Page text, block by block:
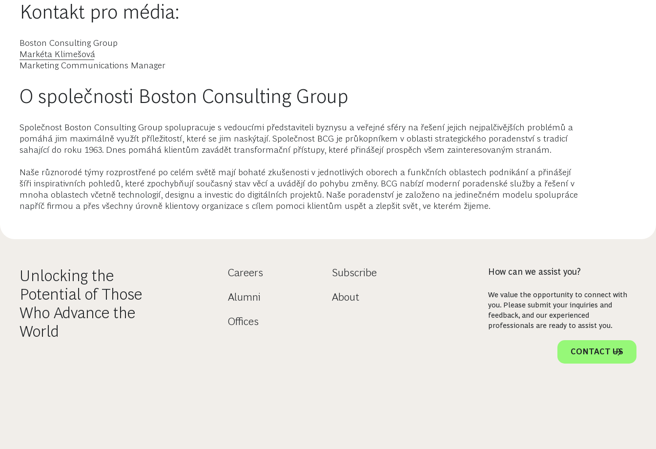
Kontakt pro média:
Boston Consulting Group
Markéta Klimešová
Marketing Communications Manager
O společnosti Boston Consulting Group
Společnost Boston Consulting Group spolupracuje s vedoucími představiteli byznysu a veřejné sféry na řešení jejich nejpalčivějších problémů a
pomáhá jim maximálně využít příležitostí, které se jim naskýtají. Společnost BCG je průkopníkem v oblasti strategického poradenství s tradicí
sahající do roku 1963. Dnes pomáhá klientům zavádět transformační přístupy, které přinášejí prospěch všem zainteresovaným stranám.
Naše různorodé týmy rozprostřené po celém světě mají bohaté zkušenosti v jednotlivých oborech a funkčních oblastech podnikání a přinášejí
šíři inspirativních pohledů, které zpochybňují současný stav věcí a uvádějí do pohybu změny. BCG nabízí moderní poradenské služby a řešení v
mnoha oblastech včetně technologií, designu a investic do digitálních projektů. Naše poradenství je založeno na jedinečném modelu spolupráce
napříč firmou a přes všechny úrovně klientovy organizace s cílem pomoci klientům uspět a zlepšit svět, ve kterém žijeme.
Unlocking the
Potential of Those
Who Advance the
World
Careers
Alumni
Offices
Subscribe
About
How can we assist you?
We value the opportunity to connect with
you. Please submit your inquiries and
feedback, and our experienced
professionals are ready to assist you.
CONTACT US